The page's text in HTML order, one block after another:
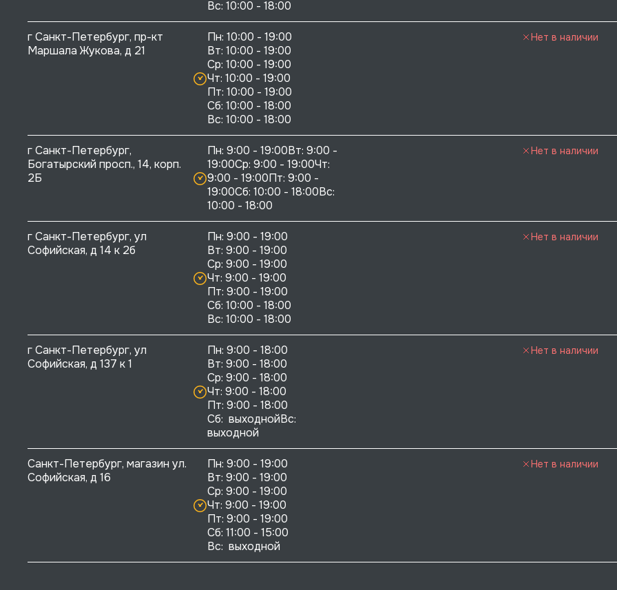
г Санкт-Петербург, пр-кт
Маршала Жукова, д 21
Пн: 10:00 - 19:00
Вт: 10:00 - 19:00
Ср: 10:00 - 19:00
Чт: 10:00 - 19:00
Пт: 10:00 - 19:00
Сб: 10:00 - 18:00
Нет в наличии
г Санкт-Петербург,
Богатырский просп., 14, корп.
2Б
Пн: 9:00 - 19:00Вт: 9:00 -
19:00Ср: 9:00 - 19:00Чт:
9:00 - 19:00Пт: 9:00 -
19:00Сб: 10:00 - 18:00Вс:
10:00 - 18:00
Нет в наличии
г Санкт-Петербург, ул
Софийская, д 14 к 2б
Пн: 9:00 - 19:00
Вт: 9:00 - 19:00
Ср: 9:00 - 19:00
Чт: 9:00 - 19:00
Пт: 9:00 - 19:00
Сб: 10:00 - 18:00
Нет в наличии
г Санкт-Петербург, ул
Софийская, д 137 к 1
Пн: 9:00 - 18:00
Вт: 9:00 - 18:00
Ср: 9:00 - 18:00
Чт: 9:00 - 18:00
Пт: 9:00 - 18:00
Сб:  выходнойВс:
выходной
Нет в наличии
Санкт-Петербург, магазин ул.
Софийская, д 16
Пн: 9:00 - 19:00
Вт: 9:00 - 19:00
Ср: 9:00 - 19:00
Чт: 9:00 - 19:00
Пт: 9:00 - 19:00
Сб: 11:00 - 15:00
Вс:  выходной
Нет в наличии